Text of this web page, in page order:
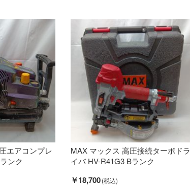
エアコンプレ
ンク
MAX マックス 高圧接続ターボドラ
イバ HV-R41G3 Bランク
￥18,700